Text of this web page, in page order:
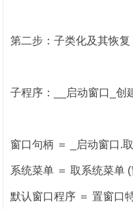
第二步：子类化及其恢复
子程序： 启动窗口 _创
窗口句柄 ＝ 启动窗口.
系统菜单 ＝ 取系统菜单 (
默认窗口程序 ＝ 置窗口